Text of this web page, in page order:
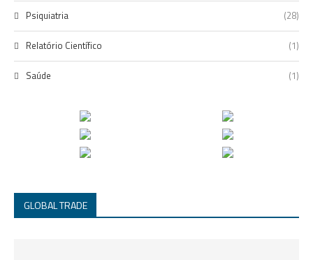
Psiquiatria (28)
Relatório Científico (1)
Saúde (1)
GLOBAL TRADE